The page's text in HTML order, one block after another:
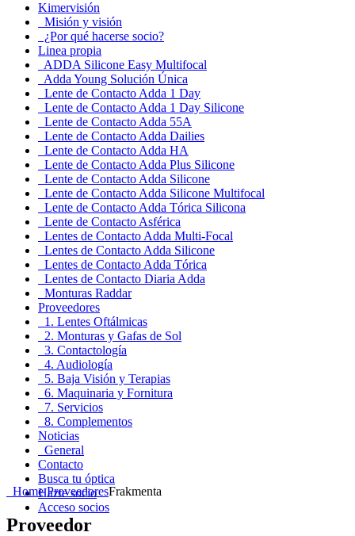
Kimervisión
Misión y visión
¿Por qué hacerse socio?
Linea propia
ADDA Silicone Easy Multifocal
Adda Young Solución Única
Lente de Contacto Adda 1 Day
Lente de Contacto Adda 1 Day Silicone
Lente de Contacto Adda 55A
Lente de Contacto Adda Dailies
Lente de Contacto Adda HA
Lente de Contacto Adda Plus Silicone
Lente de Contacto Adda Silicone
Lente de Contacto Adda Silicone Multifocal
Lente de Contacto Adda Tórica Silicona
Lente de Contacto Asférica
Lentes de Contacto Adda Multi-Focal
Lentes de Contacto Adda Silicone
Lentes de Contacto Adda Tórica
Lentes de Contacto Diaria Adda
Monturas Raddar
Proveedores
1. Lentes Oftálmicas
2. Monturas y Gafas de Sol
3. Contactología
4. Audiología
5. Baja Visión y Terapias
6. Maquinaria y Fornitura
7. Servicios
8. Complementos
Noticias
General
Contacto
Busca tu óptica
Hazte socio
Acceso socios
Home ProveedoresFrakmenta
Proveedor